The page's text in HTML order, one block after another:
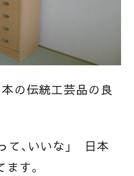
の伝統工芸品の良
て、いいな」 日本
す。